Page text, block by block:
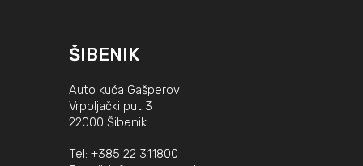
ŠIBENIK
Auto kuća Gašperov
Vrpoljački put 3
22000 Šibenik
Tel: +385 22 311800